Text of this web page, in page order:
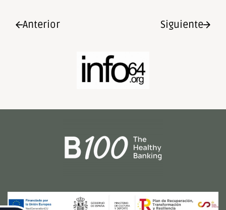
Anterior Siguiente